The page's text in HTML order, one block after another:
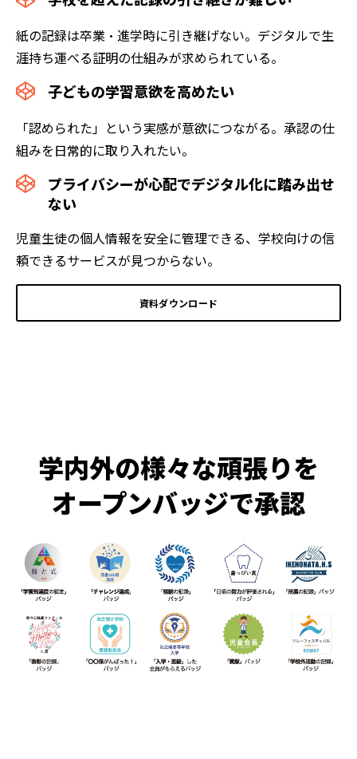
紙の記録は卒業・進学時に引き継げない。デジタルで生
涯持ち運べる証明の仕組みが求められている。
子どもの学習意欲を高めたい
「認められた」という実感が意欲につながる。承認の仕
組みを日常的に取り入れたい。
プライバシーが心配でデジタル化に踏み出せ
ない
児童生徒の個人情報を安全に管理できる、学校向けの信
頼できるサービスが見つからない。
資料ダウンロード
学内外の様々な頑張りを
オープンバッジで承認